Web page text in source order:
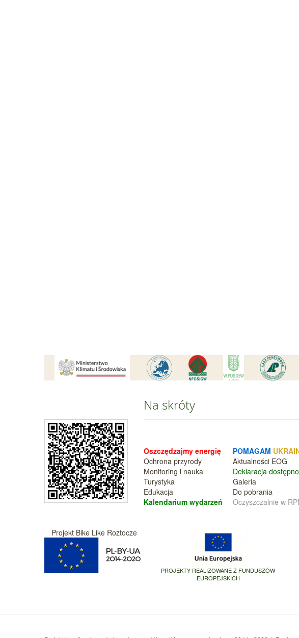
Na skróty
Oszczędzajmy energię
Ochrona przyrody
Monitoring i nauka
Turystyka
Edukacja
Kalendarium wydarzeń
POMAGAM
Aktualności EOG
Deklaracja
Galeria
Do pobrania
Oczyszczalnie w
Projekt Bike Like Roztocze
PROJEKTY REALIZOWANE Z FUNDUSZÓW
EUROPEJSKICH